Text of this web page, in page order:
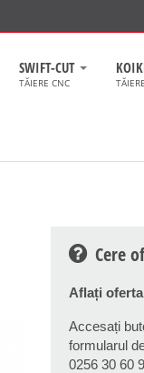
SWIFT-CUT
TĂIERE CNC TĂIERE
Cere
Aflați
Accesați
formularul
0256 30 60